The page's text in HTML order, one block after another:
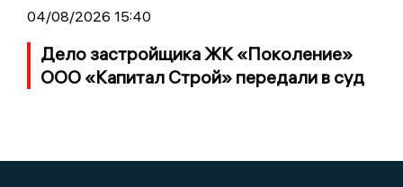
04/08/2026 15:40
Дело застройщика ЖК «Поколение»
ООО «Капитал Строй» передали в суд